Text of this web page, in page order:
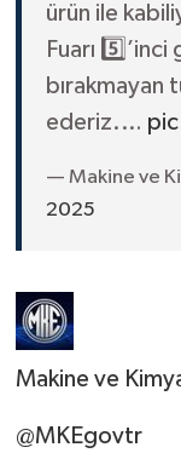
ürün ile
Fuarı
ederiz.…
— Makine ve
2025
Makine ve
@MKEgovtr